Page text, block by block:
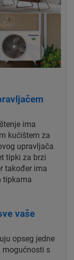
ima
kućištem za
upravljača
tipki za brzi
također ima
tipkama
vaše
opseg jedne
mogućnosti s